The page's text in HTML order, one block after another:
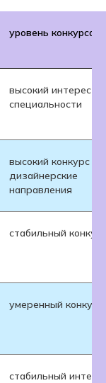
уровень конкурса
высокий интерес к
специальности
высокий конкурс на
дизайнерские
направления
стабильный
умеренный конкурс
стабильный